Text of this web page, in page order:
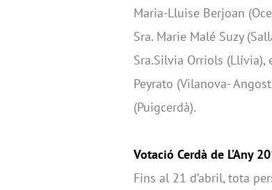
Maria-Lluise Berjoan
Sra. Marie Malé Suzy
Sra.Silvia Orriols (Llívia),
Peyrato (Vilanova-
(Puigcerdà).
Votació Cerdà de L’Any
Fins al 21 d’abril, tota